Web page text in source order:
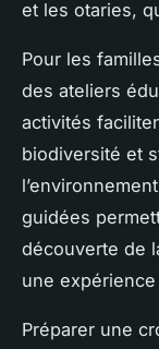
et les otaries,
Pour les
des ateliers
activités
biodiversité et
guidées
découverte de
une
Préparer une